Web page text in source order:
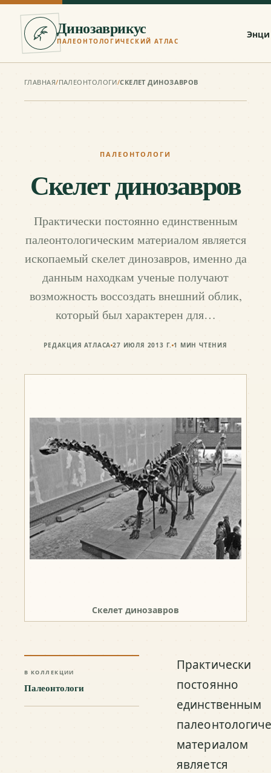
Динозаврикус
ПАЛЕОНТОЛОГИЧЕСКИЙ АТЛАС
ГЛАВНАЯ/ПАЛЕОНТОЛОГИ/СКЕЛЕТ ДИНОЗАВРОВ
ПАЛЕОНТОЛОГИ
Скелет динозавров
Практически постоянно единственным
палеонтологическим материалом является
ископаемый скелет динозавров, именно да
данным находкам ученые получают
возможность воссоздать внешний облик,
который был характерен для…
РЕДАКЦИЯ АТЛАСА 27 ИЮЛЯ 2013 Г. 1 МИН ЧТЕНИЯ
Скелет динозавров
В КОЛЛЕКЦИИ
Палеонтологи
Практически
постоянно
единственным
материалом
является